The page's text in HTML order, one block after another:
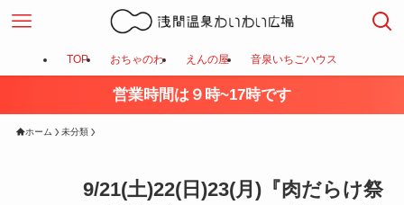
TOP おちゃのわ えんの屋 音泉いちごハウス
営業時間は９時~17時です
ホーム 未分類
9/21(土)22(日)23(月)『肉だらけ祭